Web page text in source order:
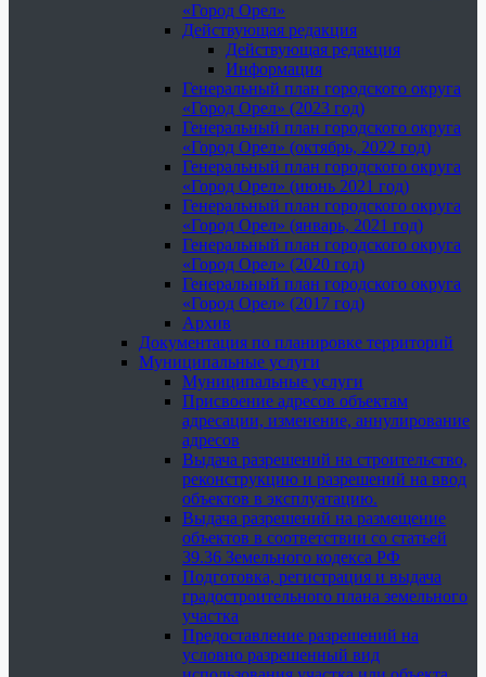
«Город Орел»
Действующая редакция
Действующая редакция
Информация
Генеральный план городского округа
«Город Орел» (2023 год)
Генеральный план городского округа
«Город Орел» (октябрь, 2022 год)
Генеральный план городского округа
«Город Орел» (июнь 2021 год)
Генеральный план городского округа
«Город Орел» (январь, 2021 год)
Генеральный план городского округа
«Город Орел» (2020 год)
Генеральный план городского округа
«Город Орел» (2017 год)
Архив
Документация по планировке территорий
Муниципальные услуги
Муниципальные услуги
Присвоение адресов объектам
адресации, изменение, аннулирование
адресов
Выдача разрешений на строительство,
реконструкцию и разрешений на ввод
объектов в эксплуатацию.
Выдача разрешений на размещение
объектов в соответствии со статьей
39.36 Земельного кодекса РФ
Подготовка, регистрация и выдача
градостроительного плана земельного
участка
Предоставление разрешений на
условно разрешенный вид